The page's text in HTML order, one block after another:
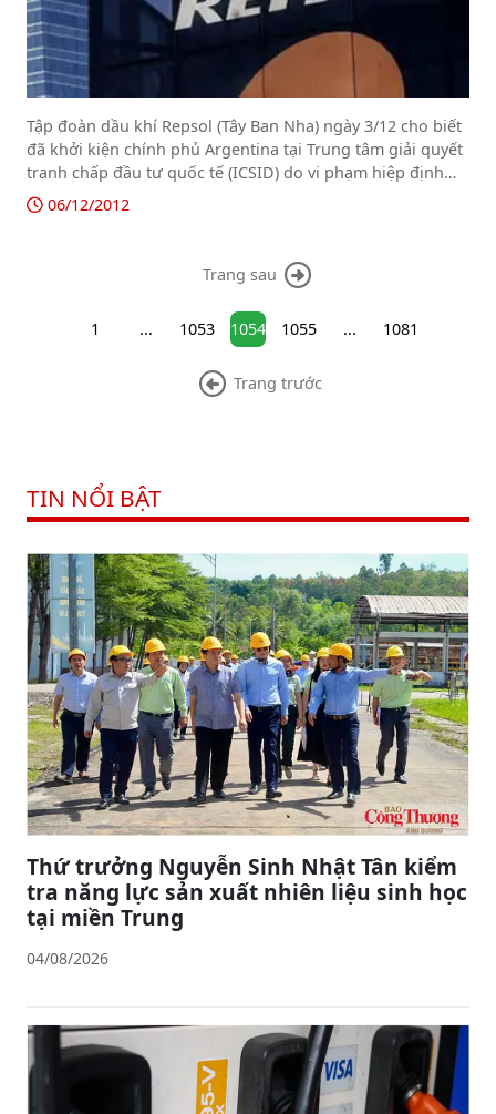
Tập đoàn dầu khí Repsol (Tây Ban Nha) ngày 3/12 cho biết
đã khởi kiện chính phủ Argentina tại Trung tâm giải quyết
tranh chấp đầu tư quốc tế (ICSID) do vi phạm hiệp định
bảo hộ đầu tư ký với Tây Ban Nha
06/12/2012
Trang sau
1 ... 1053 1054 1055 ... 1081
Trang trước
TIN NỔI BẬT
Thứ trưởng Nguyễn Sinh Nhật Tân kiểm
tra năng lực sản xuất nhiên liệu sinh học
tại miền Trung
04/08/2026